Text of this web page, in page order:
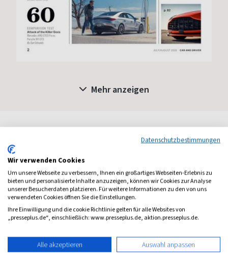
Mehr anzeigen
Leserbewertungen Bewertung verfassen
1 Jahr Freude schenken!
Bei einer Auswahl von über 1.800 Magazinen finden Sie das
richtige Geschenk für jeden.
Datenschutzbestimmungen
Wir verwenden Cookies
Um unsere Webseite zu verbessern, Ihnen ein großartiges Webseiten-Erlebnis zu
bieten und personalisierte Inhalte anzuzeigen, können wir Cookies zur Analyse
unserer Besucherdaten platzieren. Für weitere Informationen zu den von uns
verwendeten Cookies öffnen Sie die Einstellungen.
Ihre Einwilligung und die cookie Richtlinie gelten für alle Websites von
„presseplus.de“, einschließlich: www.presseplus.de, aktion.presseplus.de.
Alle akzeptieren Auswahl anpassen